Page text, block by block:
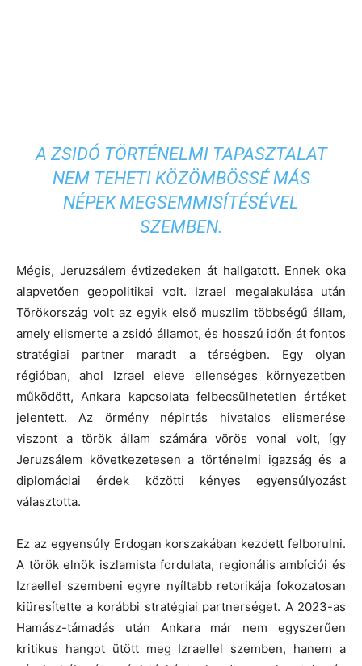
A ZSIDÓ TÖRTÉNELMI TAPASZTALAT
NEM TEHETI KÖZÖMBÖSSÉ MÁS
NÉPEK MEGSEMMISÍTÉSÉVEL
SZEMBEN.
Mégis, Jeruzsálem évtizedeken át hallgatott. Ennek oka
alapvetően geopolitikai volt. Izrael megalakulása után
Törökország volt az egyik első muszlim többségű állam,
amely elismerte a zsidó államot, és hosszú időn át fontos
stratégiai partner maradt a térségben. Egy olyan
régióban, ahol Izrael eleve ellenséges környezetben
működött, Ankara kapcsolata felbecsülhetetlen értéket
jelentett. Az örmény népirtás hivatalos elismerése
viszont a török állam számára vörös vonal volt, így
Jeruzsálem következetesen a történelmi igazság és a
diplomáciai érdek közötti kényes egyensúlyozást
választotta.
Ez az egyensúly Erdogan korszakában kezdett felborulni.
A török elnök iszlamista fordulata, regionális ambíciói és
Izraellel szembeni egyre nyíltabb retorikája fokozatosan
kiüresítette a korábbi stratégiai partnerséget. A 2023-as
Hamász-támadás után Ankara már nem egyszerűen
kritikus hangot ütött meg Izraellel szemben, hanem a